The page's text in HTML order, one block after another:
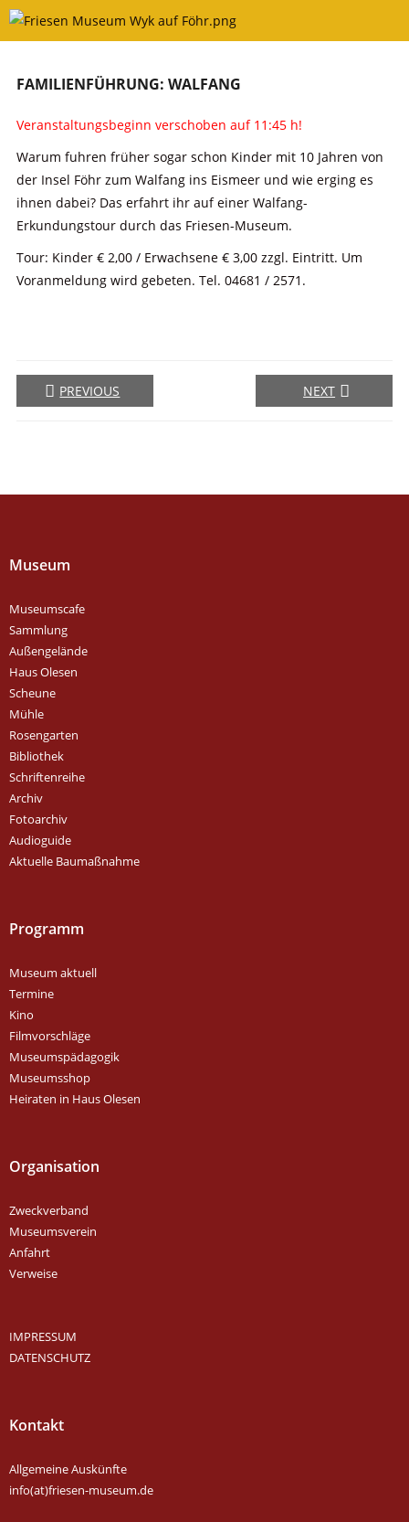
Skip
FAMILIENFÜHRUNG: WALFANG
Veranstaltungsbeginn verschoben auf 11:45 h!
Warum fuhren früher sogar schon Kinder mit 10 Jahren von
der Insel Föhr zum Walfang ins Eismeer und wie erging es
ihnen dabei? Das erfahrt ihr auf einer Walfang-
Erkundungstour durch das Friesen-Museum.
Tour: Kinder € 2,00 / Erwachsene € 3,00 zzgl. Eintritt. Um
Voranmeldung wird gebeten. Tel. 04681 / 2571.
PREVIOUS NEXT
Museum
Museumscafe
Sammlung
Außengelände
Haus Olesen
Scheune
Mühle
Rosengarten
Bibliothek
Schriftenreihe
Archiv
Fotoarchiv
Audioguide
Aktuelle Baumaßnahme
Programm
Museum aktuell
Termine
Kino
Filmvorschläge
Museumspädagogik
Museumsshop
Heiraten in Haus Olesen
Organisation
Zweckverband
Museumsverein
Anfahrt
Verweise
IMPRESSUM
DATENSCHUTZ
Kontakt
Allgemeine Auskünfte
info(at)friesen-museum.de